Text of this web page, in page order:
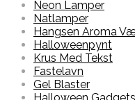
Neon Lamper
Natlamper
Hangsen Aroma
Halloweenpynt
Krus Med Tekst
Fastelavn
Gel Blaster